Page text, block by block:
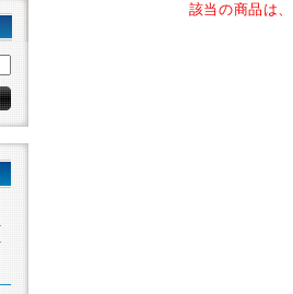
該当の商品は